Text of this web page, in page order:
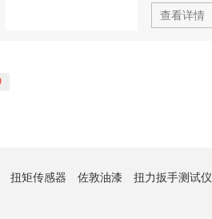
查看详情
扭矩传感器 佐敦油漆 扭力扳手测试仪